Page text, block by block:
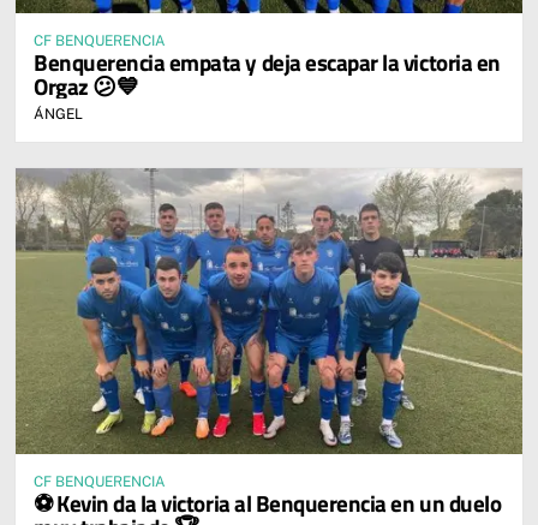
CF BENQUERENCIA
Benquerencia empata y deja escapar la victoria en
Orgaz 😕💙
ÁNGEL
CF BENQUERENCIA
⚽ Kevin da la victoria al Benquerencia en un duelo